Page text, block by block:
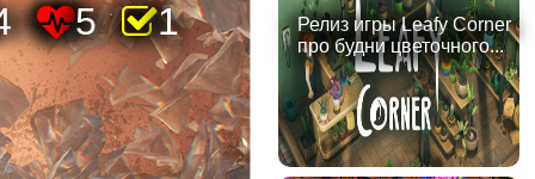
5 1
Релиз игры Leafy Corner
про будни цветочного...